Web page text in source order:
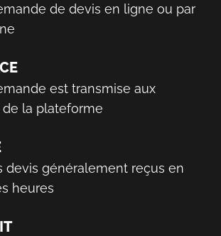
de devis en ligne ou par
est transmise aux
de la plateforme
devis généralement reçus en
heures